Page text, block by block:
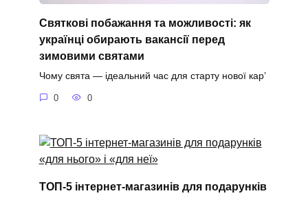
Святкові побажання та можливості: як
українці обирають вакансії перед
зимовими святами
Чому свята — ідеальний час для старту нової кар’
0 0
ТОП-5 інтернет-магазинів для подарунків